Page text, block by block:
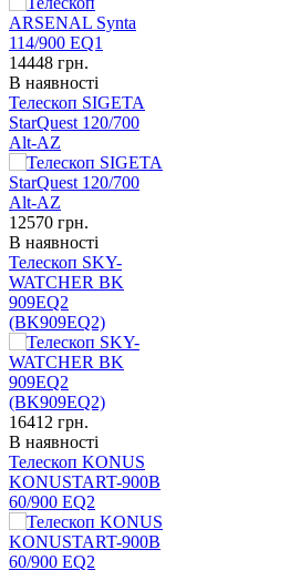
14448 грн.
В наявності
Телескоп SIGETA
StarQuest 120/700
Alt-AZ
12570 грн.
В наявності
Телескоп SKY-
WATCHER BK
909EQ2
(BK909EQ2)
16412 грн.
В наявності
Телескоп KONUS
KONUSTART-900B
60/900 EQ2